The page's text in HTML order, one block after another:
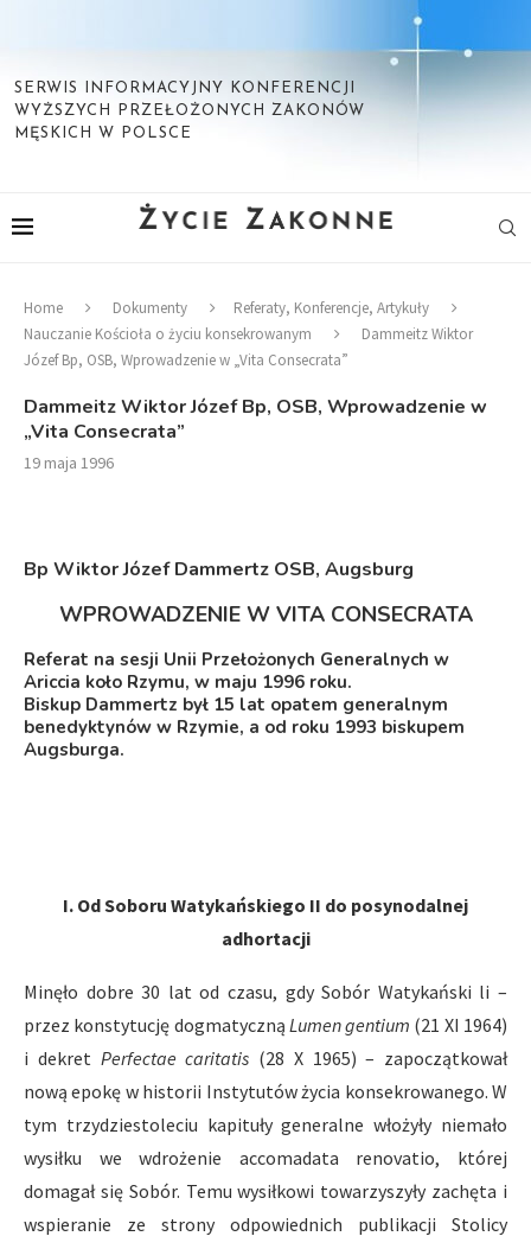
SERWIS INFORMACYJNY KONFERENCJI
WYŻSZYCH PRZEŁOŻONYCH ZAKONÓW
MĘSKICH W POLSCE
Home Dokumenty
Referaty, Konferencje, Artykuły
Nauczanie Kościoła o życiu konsekrowanym
Dammeitz Wiktor
Józef Bp, OSB, Wprowadzenie w „Vita Consecrata”
Dammeitz Wiktor Józef Bp, OSB, Wprowadzenie w
„Vita Consecrata”
19 maja 1996
Bp Wiktor Józef Dammertz OSB, Augsburg
WPROWADZENIE W VITA CONSECRATA
Referat na sesji Unii Przełożonych Generalnych w
Ariccia koło Rzymu, w maju 1996 roku.
Biskup Dammertz był 15 lat opatem generalnym
benedyktynów w Rzymie, a od roku 1993 biskupem
Augsburga.
I. Od Soboru Watykańskiego II do posynodalnej
adhortacji
Minęło dobre 30 lat od czasu, gdy Sobór Watykański li –
przez konstytucję dogmatyczną Lumen gentium (21 XI 1964)
i dekret Perfectae caritatis (28 X 1965) – zapoczątkował
nową epokę w historii Instytutów życia konsekrowanego. W
tym trzydziestoleciu kapituły generalne włożyły niemało
wysiłku we wdrożenie accomadata renovatio, której
domagał się Sobór. Temu wysiłkowi towarzyszyły zachęta i
wspieranie ze strony odpowiednich publikacji Stolicy